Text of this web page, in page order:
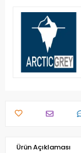
Ürün Açıklaması